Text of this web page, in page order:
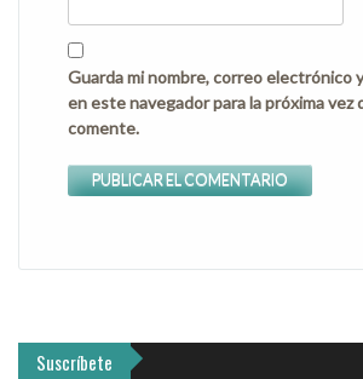
Guarda mi nombre, correo electrónico
en este navegador para la próxima vez
comente.
Suscríbete